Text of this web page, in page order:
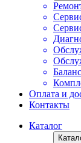
Оплата и
Контакты
Каталог